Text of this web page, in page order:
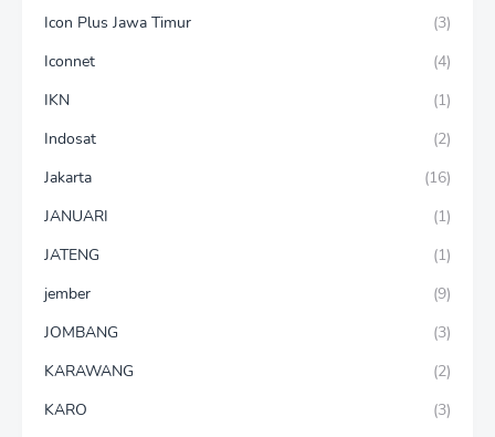
Icon Plus Jawa Timur
(3)
Iconnet
(4)
IKN
(1)
Indosat
(2)
Jakarta
(16)
JANUARI
(1)
JATENG
(1)
jember
(9)
JOMBANG
(3)
KARAWANG
(2)
KARO
(3)